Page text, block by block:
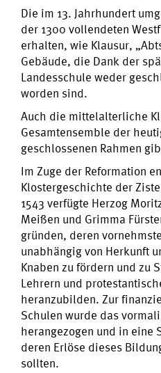
Die im 13. Jahrhundert
der 1300 vollendeten
erhalten, wie Klausur,
Gebäude, die Dank der
Landesschule weder
worden sind.
Auch die mittelalterliche
Gesamtensemble der
geschlossenen Rahmen
Im Zuge der Reformation
Klostergeschichte der
1543 verfügte Herzog
Meißen und Grimma
gründen, deren
unabhängig von Herkunft
Knaben zu fördern und zu
Lehrern und
heranzubilden. Zur
Schulen wurde das
herangezogen und in eine
deren Erlöse dieses
sollten.